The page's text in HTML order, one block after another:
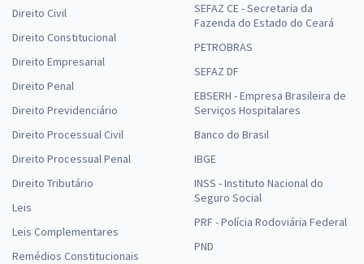
Direito Civil
Direito Constitucional
Direito Empresarial
Direito Penal
Direito Previdenciário
Direito Processual Civil
Direito Processual Penal
Direito Tributário
Leis
Leis Complementares
Remédios Constitucionais
SEFAZ CE - Secretaria da
Fazenda do Estado do Ceará
PETROBRAS
SEFAZ DF
EBSERH - Empresa Brasileira de
Serviços Hospitalares
Banco do Brasil
IBGE
INSS - Instituto Nacional do
Seguro Social
PRF - Polícia Rodoviária Federal
PND